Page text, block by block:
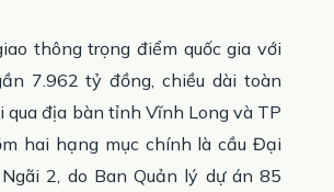
thông trọng điểm quốc gia với
7.962 tỷ đồng, chiều dài toàn
qua địa bàn tỉnh Vĩnh Long và TP
hai hạng mục chính là cầu Đại
2, do Ban Quản lý dự án 85